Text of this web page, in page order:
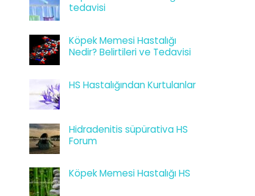
tedavisi
Köpek Memesi Hastalığı
Nedir? Belirtileri ve Tedavisi
HS Hastalığından Kurtulanlar
Hidradenitis süpürativa HS
Forum
Köpek Memesi Hastalığı HS